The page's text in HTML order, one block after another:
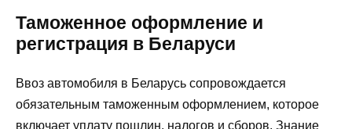
Таможенное оформление и
регистрация в Беларуси
Ввоз автомобиля в Беларусь сопровождается
обязательным таможенным оформлением, которое
включает уплату пошлин, налогов и сборов. Знание